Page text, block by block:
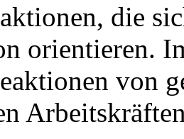
die
orientieren.
von